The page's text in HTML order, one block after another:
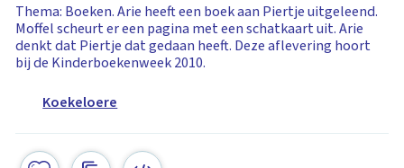
Thema: Boeken. Arie heeft een boek aan Piertje uitgeleend.
Moffel scheurt er een pagina met een schatkaart uit. Arie
denkt dat Piertje dat gedaan heeft. Deze aflevering hoort
bij de Kinderboekenweek 2010.
Koekeloere